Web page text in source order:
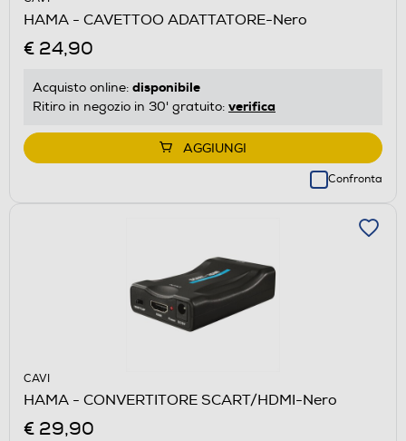
HAMA - CAVETTOO ADATTATORE-Nero
€ 24,90
Acquisto online: disponibile
Ritiro in negozio in 30' gratuito: verifica
AGGIUNGI
Confronta
CAVI
HAMA - CONVERTITORE SCART/HDMI-Nero
€ 29,90